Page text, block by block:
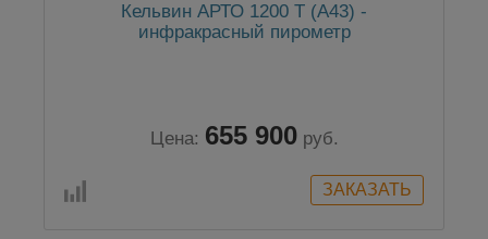
Кельвин АРТО 1200 Т (А43) -
инфракрасный пирометр
Цена: 655 900 руб.